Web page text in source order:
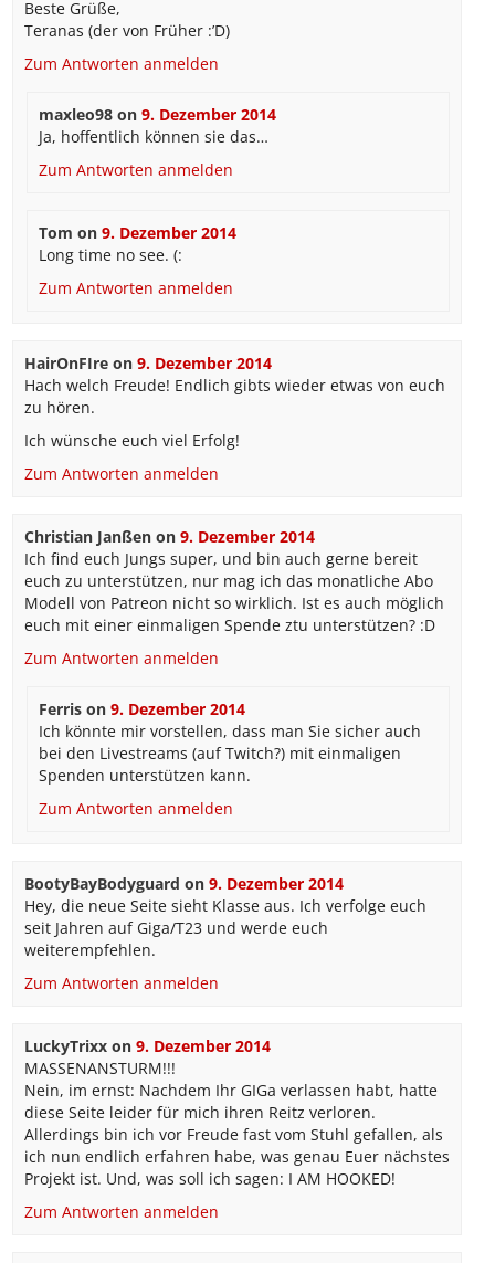
Beste Grüße,
Teranas (der von Früher :’D)
Zum Antworten anmelden
maxleo98 on9. Dezember 2014
Ja, hoffentlich können sie das…
Zum Antworten anmelden
Tom on9. Dezember 2014
Long time no see. (:
Zum Antworten anmelden
HairOnFIreon 9. Dezember 2014
Hach welch Freude! Endlich gibts wieder etwas von euch
zu hören.
Ich wünsche euch viel Erfolg!
Zum Antworten anmelden
Christian Janßenon 9. Dezember 2014
Ich find euch Jungs super, und bin auch gerne bereit
euch zu unterstützen, nur mag ich das monatliche Abo
Modell von Patreon nicht so wirklich. Ist es auch möglich
euch mit einer einmaligen Spende ztu unterstützen? :D
Zum Antworten anmelden
Ferris on9. Dezember 2014
Ich könnte mir vorstellen, dass man Sie sicher auch
bei den Livestreams (auf Twitch?) mit einmaligen
Spenden unterstützen kann.
Zum Antworten anmelden
BootyBayBodyguard on 9. Dezember 2014
Hey, die neue Seite sieht Klasse aus. Ich verfolge euch
seit Jahren auf Giga/T23 und werde euch
weiterempfehlen.
Zum Antworten anmelden
LuckyTrixxon 9. Dezember 2014
MASSENANSTURM!!!
Nein, im ernst: Nachdem Ihr GIGa verlassen habt, hatte
diese Seite leider für mich ihren Reitz verloren.
Allerdings bin ich vor Freude fast vom Stuhl gefallen, als
ich nun endlich erfahren habe, was genau Euer nächstes
Projekt ist. Und, was soll ich sagen: I AM HOOKED!
Zum Antworten anmelden